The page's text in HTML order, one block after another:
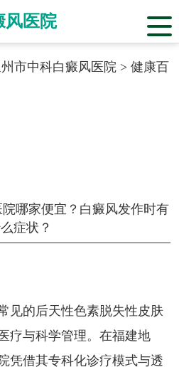
风医院
市中科白癜风医院> 健康百
哪家便宜？白癜风发作时有
症状？
的后天性色素脱失性皮肤
疗与科学管理。在福建地
凭借其专科化诊疗模式与透